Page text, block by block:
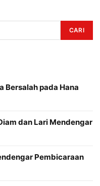
CARI
Bersalah pada Hana
dan Lari Mendengar
Pembicaraan